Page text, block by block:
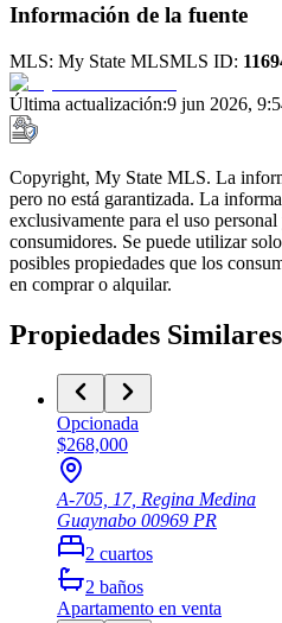
Información de la fuente
MLS: My State MLSMLS ID:
Última actualización:9 jun 2026,
Copyright, My State MLS. La
pero no está garantizada. La
exclusivamente para el uso
consumidores. Se puede utilizar
posibles propiedades que los
en comprar o alquilar.
Propiedades Similares
Opcionada
$268,000
A-705, 17, Regina Medina
Guaynabo 00969 PR
2 cuartos
2 baños
Apartamento en venta